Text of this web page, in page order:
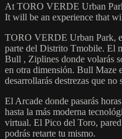
At TORO VERDE Urban
It will be an experience that
TORO VERDE Urban Park,
parte del Distrito Tmobile. El
Bull , Ziplines donde volarás
en otra dimensión. Bull Maze
desarrollarás destrezas que no
El Arcade donde pasarás
hasta la más moderna
virtual. El Pico del Toro,
podrás retarte tu mismo.